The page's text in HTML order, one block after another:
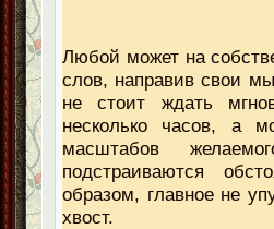
Любой может на
слов, направив свои
не стоит ждать
несколько часов, а
масштабов
подстраиваются
образом, главное не
хвост.